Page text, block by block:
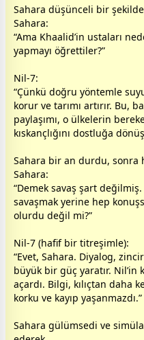
Sahara düşünceli bir
Sahara:
“Ama Khaalid’in ustaları
yapmayı öğrettiler?”
Nil-7:
“Çünkü doğru yöntemle
korur ve tarımı artırır. Bu,
paylaşımı, o ülkelerin
kıskançlığını dostluğa
Sahara bir an durdu, sonra
Sahara:
“Demek savaş şart
savaşmak yerine hep
olurdu değil mi?”
Nil-7 (hafif bir titreşimle):
“Evet, Sahara. Diyalog,
büyük bir güç yaratır. Nil’in
açardı. Bilgi, kılıçtan daha
korku ve kayıp yaşanmazdı.”
Sahara gülümsedi ve